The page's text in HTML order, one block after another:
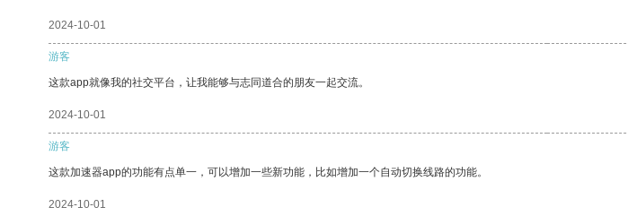
2024-10-01
游客
这款app就像我的社交平台，让我能够与志同道合的朋友一起交流。
2024-10-01
游客
这款加速器app的功能有点单一，可以增加一些新功能，比如增加一个自动切换线路的功能。
2024-10-01